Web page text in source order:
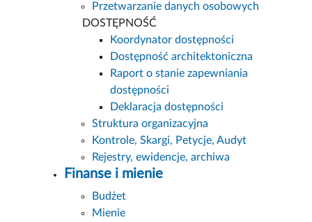
Przetwarzanie danych osobowych
DOSTĘPNOŚĆ
Koordynator dostępności
Dostępność architektoniczna
Raport o stanie zapewniania
dostępności
Deklaracja dostępności
Struktura organizacyjna
Kontrole, Skargi, Petycje, Audyt
Rejestry, ewidencje, archiwa
Finanse i mienie
Budżet
Mienie